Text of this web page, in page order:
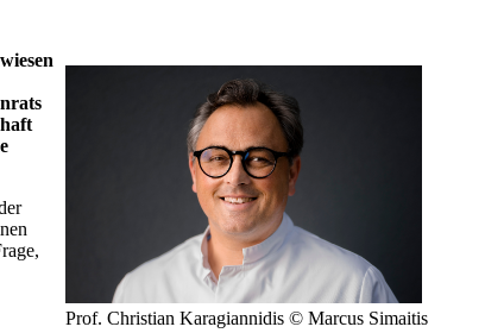
Prof. Christian Karagiannidis © Marcus Simaitis